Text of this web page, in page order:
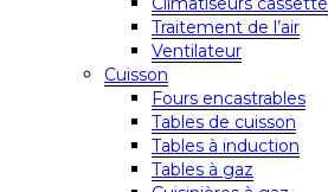
Traitement de l’air
Ventilateur
Cuisson
Fours encastrables
Tables de cuisson
Tables à induction
Tables à gaz